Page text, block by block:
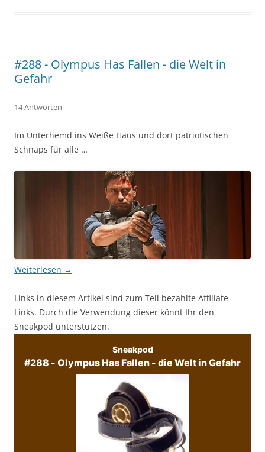
#288 - Olympus Has Fallen - die Welt in
Gefahr
14 Antworten
Im Unterhemd ins Weiße Haus und dort patriotischen
Schnaps für alle …
Weiterlesen →
Links in diesem Artikel sind zum Teil bezahlte Affiliate-
Links. Durch die Verwendung dieser könnt Ihr den
Sneakpod unterstützen.